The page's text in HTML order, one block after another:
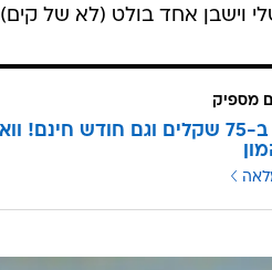
וישבן אחד בולט (לא של
מספיק
3 מנויים ב-75 שקלים וגם חודש חינם!